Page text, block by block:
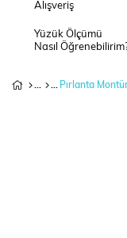
Alışveriş
Yüzük Ölçümü
Nasıl
Pırlanta